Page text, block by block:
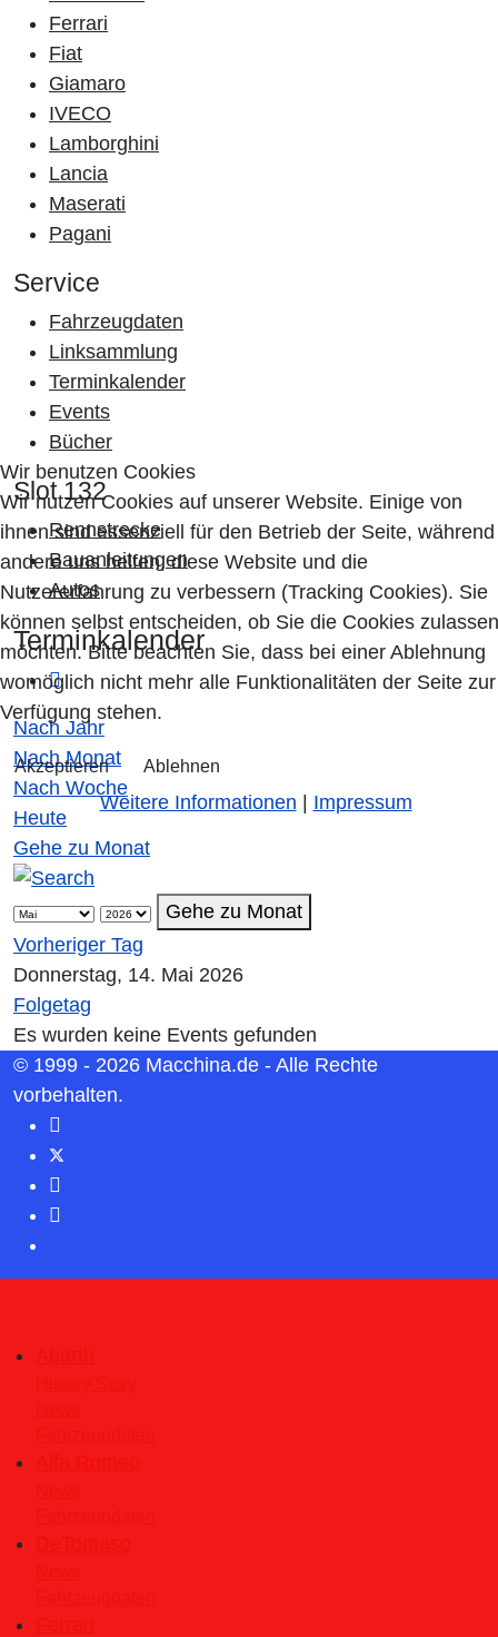
Ferrari
Fiat
Giamaro
IVECO
Lamborghini
Lancia
Maserati
Pagani
Service
Fahrzeugdaten
Linksammlung
Terminkalender
Events
Bücher
Slot 132
Rennstrecke
Bauanleitungen
Autos
Terminkalender
Nach Jahr
Nach Monat
Nach Woche
Heute
Gehe zu Monat
Gehe zu Monat
Vorheriger Tag
Donnerstag, 14. Mai 2026
Folgetag
Es wurden keine Events gefunden
© 1999 - 2026 Macchina.de - Alle Rechte
vorbehalten.
Wir benutzen Cookies
Wir nutzen Cookies auf unserer Website. Einige von
ihnen sind essenziell für den Betrieb der Seite, während
andere uns helfen, diese Website und die
Nutzererfahrung zu verbessern (Tracking Cookies). Sie
können selbst entscheiden, ob Sie die Cookies zulassen
möchten. Bitte beachten Sie, dass bei einer Ablehnung
womöglich nicht mehr alle Funktionalitäten der Seite zur
Verfügung stehen.
Akzeptieren Ablehnen
Weitere Informationen | Impressum